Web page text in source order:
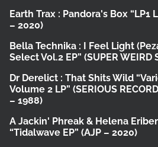
Earth Trax : Pandora's Box “LP1
– 2020)
Bella Technika : I Feel Light
Select Vol.2 EP” (SUPER WEIRD
Dr Derelict : That Shits Wild
Volume 2 LP” (SERIOUS
– 1988)
A Jackin' Phreak & Helena
“Tidalwave EP” (AJP – 2020)